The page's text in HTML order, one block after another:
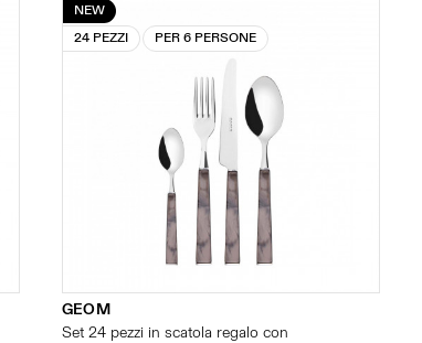
NEW
24 PEZZI
PER 6 PERSONE
GEOM
Set 24 pezzi in scatola regalo con